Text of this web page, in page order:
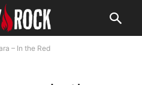
– In the Red